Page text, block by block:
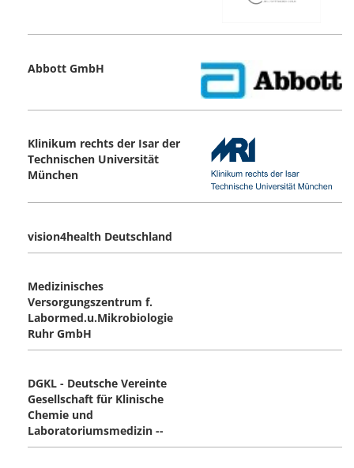
Abbott GmbH
Klinikum rechts der Isar der
Technischen Universität
München
vision4health Deutschland
Medizinisches
Versorgungszentrum f.
Labormed.u.Mikrobiologie
Ruhr GmbH
DGKL - Deutsche Vereinte
Gesellschaft für Klinische
Chemie und
Laboratoriumsmedizin --